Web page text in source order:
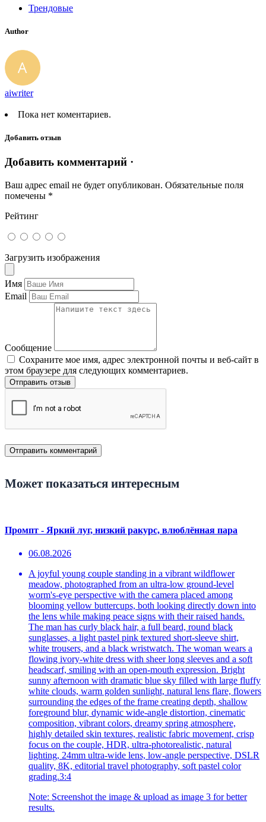
Трендовые
Author
aiwriter
Пока нет коментариев.
Добавить отзыв
Добавить комментарий ·
Ваш адрес email не будет опубликован. Обязательные поля
помечены *
Рейтинг
Загрузить изображения
Имя
Email
Сообщение
Сохраните мое имя, адрес электронной почты и веб-сайт в
этом браузере для следующих комментариев.
Отправить отзыв
Может показаться интересным
Промпт - Яркий луг, низкий ракурс, влюблённая пара
06.08.2026
A joyful young couple standing in a vibrant wildflower
meadow, photographed from an ultra-low ground-level
worm's-eye perspective with the camera placed among
blooming yellow buttercups, both looking directly down into
the lens while making peace signs with their raised hands.
The man has curly black hair, a full beard, round black
sunglasses, a light pastel pink textured short-sleeve shirt,
white trousers, and a black wristwatch. The woman wears a
flowing ivory-white dress with sheer long sleeves and a soft
headscarf, smiling with an open-mouth expression. Bright
sunny afternoon with dramatic blue sky filled with large fluffy
white clouds, warm golden sunlight, natural lens flare, flowers
surrounding the edges of the frame creating depth, shallow
foreground blur, dynamic wide-angle distortion, cinematic
composition, vibrant colors, dreamy spring atmosphere,
highly detailed skin textures, realistic fabric movement, crisp
focus on the couple, HDR, ultra-photorealistic, natural
lighting, 24mm ultra-wide lens, low-angle perspective, DSLR
quality, 8K, editorial travel photography, soft pastel color
grading.3:4
Note: Screenshot the image & upload as image 3 for better
results.